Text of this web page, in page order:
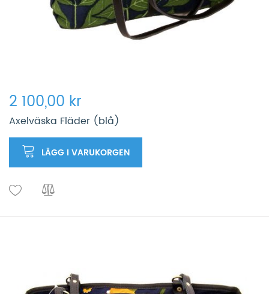
2 100,00 kr
Axelväska Fläder (blå)
LÄGG I VARUKORGEN